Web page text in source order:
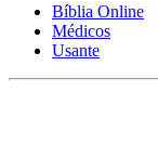
Bíblia Online
Médicos
Usante